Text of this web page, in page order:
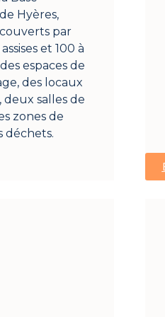
Hyères,
couverts par
et 100 à
espaces de
des locaux
deux salles de
zones de
déchets.